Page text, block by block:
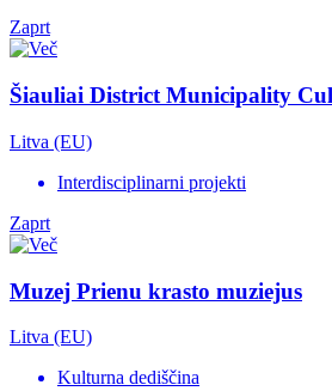
Zaprt
Šiauliai District Municipality
Litva (EU)
Interdisciplinarni projekti
Zaprt
Muzej Prienu krasto muziejus
Litva (EU)
Kulturna dediščina